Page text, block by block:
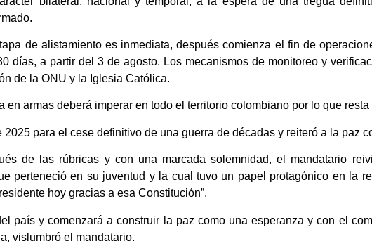
de alistamiento es inmediata, después comienza el fin de
días, a partir del 3 de agosto. Los mecanismos de monitoreo y
de la ONU y la Iglesia Católica.
en armas deberá imperar en todo el territorio colombiano por lo que resta
para el cese definitivo de una guerra de décadas y reiteró a la paz
de las rúbricas y con una marcada solemnidad, el mandatario
perteneció en su juventud y la cual tuvo un papel protagónico en la
hoy gracias a esa Constitución”.
país y comenzará a construir la paz como una esperanza y con el
vislumbró el mandatario.